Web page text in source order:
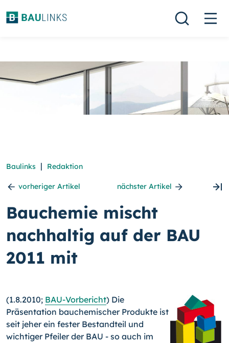
Baulinks | Redaktion
vorheriger Artikel nächster Artikel
Bauchemie mischt
nachhaltig auf der BAU
2011 mit
(1.8.2010; BAU-Vorbericht) Die
Präsentation bauchemischer Produkte ist
seit jeher ein fester Bestandteil und
wichtiger Pfeiler der BAU - so auch im